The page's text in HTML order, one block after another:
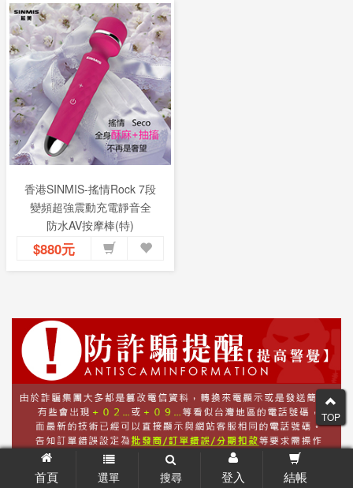
首頁 選單 搜尋 登入 結帳
香港SINMIS-搖情Rock 7段
變頻超強震動充電靜音全
防水AV按摩棒(特)
$880元
TOP